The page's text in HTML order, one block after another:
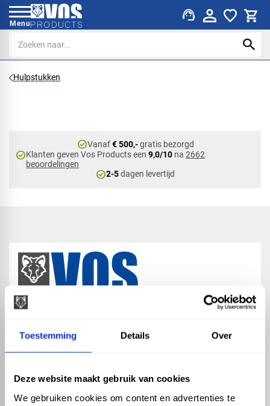
Toestemming Details Over
Deze website maakt gebruik van cookies
We gebruiken cookies om content en advertenties te
Menu support_agent
Hulpstukken
check_circleVanaf€ 500,-gratis bezorgd
check_circleKlanten geven Vos Products een9,0/10 na2662
beoordelingen
check_circle2-5dagen levertijd
phone_enabled +31 416 75 02 55
mail info@vosproducts.nl